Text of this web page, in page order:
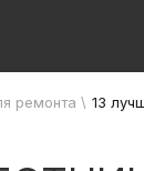
ремонта \ 13